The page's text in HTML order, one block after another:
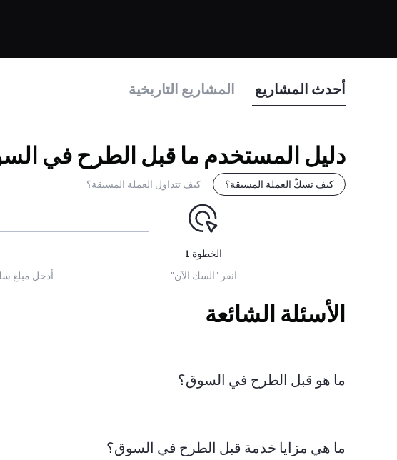
أحدث المشاريع المشاريع التاريخية
دليل المستخدم ما قبل الطرح في
كيف تسكّ العملة المسبقة؟ كيف تتداول العملة المسبقة؟
الخطوة 1
انقر "السك الآن".
أدخل مبلغ
الأسئلة الشائعة
ما هو قبل الطرح في السوق؟
ما هي مزايا خدمة قبل الطرح في السوق؟